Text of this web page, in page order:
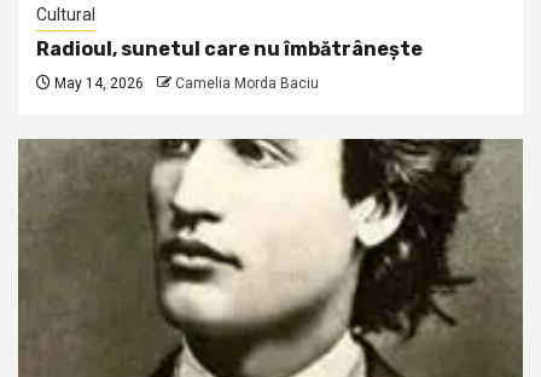
Cultural
Radioul, sunetul care nu îmbătrânește
May 14, 2026 Camelia Morda Baciu